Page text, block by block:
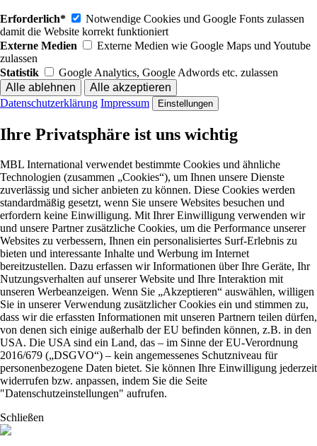
Erforderlich*
Notwendige Cookies und Google Fonts zulassen
damit die Website korrekt funktioniert
Externe Medien
Externe Medien wie Google Maps und Youtube
zulassen
Statistik
Google Analytics, Google Adwords etc. zulassen
Datenschutzerklärung Impressum Einstellungen
Ihre Privatsphäre ist uns wichtig
MBL International verwendet bestimmte Cookies und ähnliche
Technologien (zusammen „Cookies“), um Ihnen unsere Dienste
zuverlässig und sicher anbieten zu können. Diese Cookies werden
standardmäßig gesetzt, wenn Sie unsere Websites besuchen und
erfordern keine Einwilligung. Mit Ihrer Einwilligung verwenden wir
und unsere Partner zusätzliche Cookies, um die Performance unserer
Websites zu verbessern, Ihnen ein personalisiertes Surf-Erlebnis zu
bieten und interessante Inhalte und Werbung im Internet
bereitzustellen. Dazu erfassen wir Informationen über Ihre Geräte, Ihr
Nutzungsverhalten auf unserer Website und Ihre Interaktion mit
unseren Werbeanzeigen. Wenn Sie „Akzeptieren“ auswählen, willigen
Sie in unserer Verwendung zusätzlicher Cookies ein und stimmen zu,
dass wir die erfassten Informationen mit unseren Partnern teilen dürfen,
von denen sich einige außerhalb der EU befinden können, z.B. in den
USA. Die USA sind ein Land, das – im Sinne der EU-Verordnung
2016/679 („DSGVO“) – kein angemessenes Schutzniveau für
personenbezogene Daten bietet. Sie können Ihre Einwilligung jederzeit
widerrufen bzw. anpassen, indem Sie die Seite
"Datenschutzeinstellungen" aufrufen.
Schließen